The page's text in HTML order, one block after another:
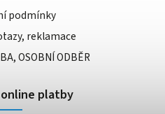
podmínky
reklamace
OSOBNÍ ODBĚR
platby